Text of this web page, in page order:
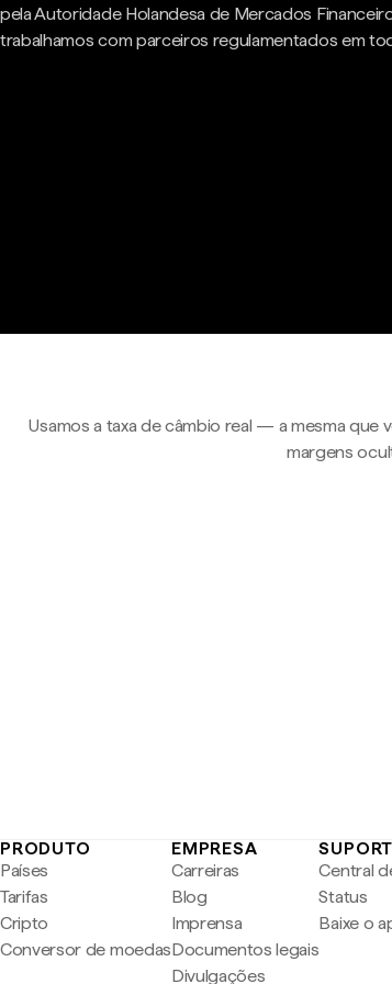
pela Autoridade Holandesa de Mercados
trabalhamos com parceiros regulamentados em
Usamos a taxa de câmbio real — a mesma que
margens
PRODUTO
Países
Tarifas
Cripto
Conversor de moedas
EMPRESA
Carreiras
Blog
Imprensa
Documentos legais
Divulgações
Central
Status
Baixe o